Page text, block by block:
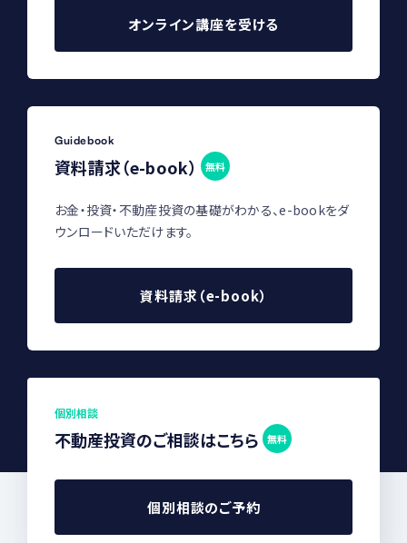
オンライン講座を受ける
Guidebook
資料請求（e-book） 無料
お金・投資・不動産投資の基礎がわかる、e-bookをダ
ウンロードいただけます。
資料請求（e-book）
個別相談
不動産投資のご相談はこちら 無料
個別相談のご予約